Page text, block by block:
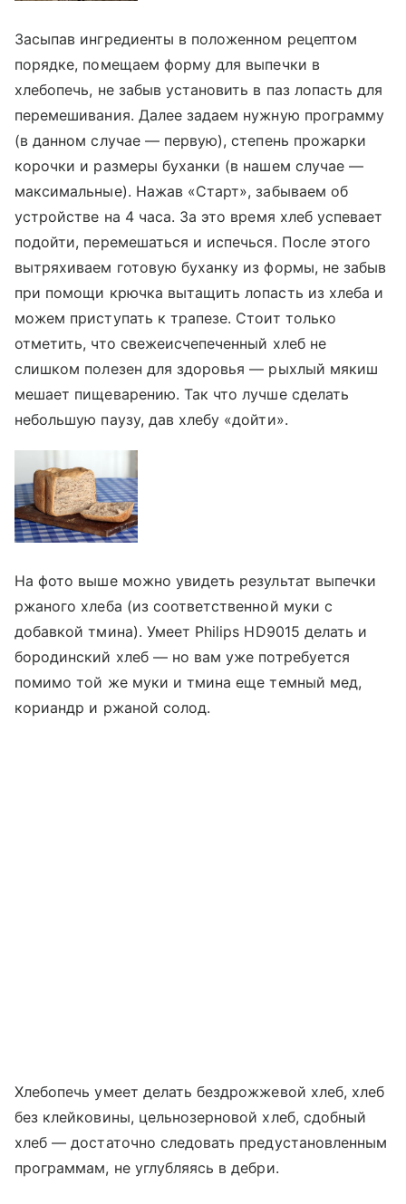
Засыпав ингредиенты в положенном рецептом
порядке, помещаем форму для выпечки в
хлебопечь, не забыв установить в паз лопасть для
перемешивания. Далее задаем нужную программу
(в данном случае — первую), степень прожарки
корочки и размеры буханки (в нашем случае —
максимальные). Нажав «Старт», забываем об
устройстве на 4 часа. За это время хлеб успевает
подойти, перемешаться и испечься. После этого
вытряхиваем готовую буханку из формы, не забыв
при помощи крючка вытащить лопасть из хлеба и
можем приступать к трапезе. Стоит только
отметить, что свежеисчепеченный хлеб не
слишком полезен для здоровья — рыхлый мякиш
мешает пищеварению. Так что лучше сделать
небольшую паузу, дав хлебу «дойти».
На фото выше можно увидеть результат выпечки
ржаного хлеба (из соответственной муки с
добавкой тмина). Умеет Philips HD9015 делать и
бородинский хлеб — но вам уже потребуется
помимо той же муки и тмина еще темный мед,
кориандр и ржаной солод.
Хлебопечь умеет делать бездрожжевой хлеб, хлеб
без клейковины, цельнозерновой хлеб, сдобный
хлеб — достаточно следовать предустановленным
программам, не углубляясь в дебри.